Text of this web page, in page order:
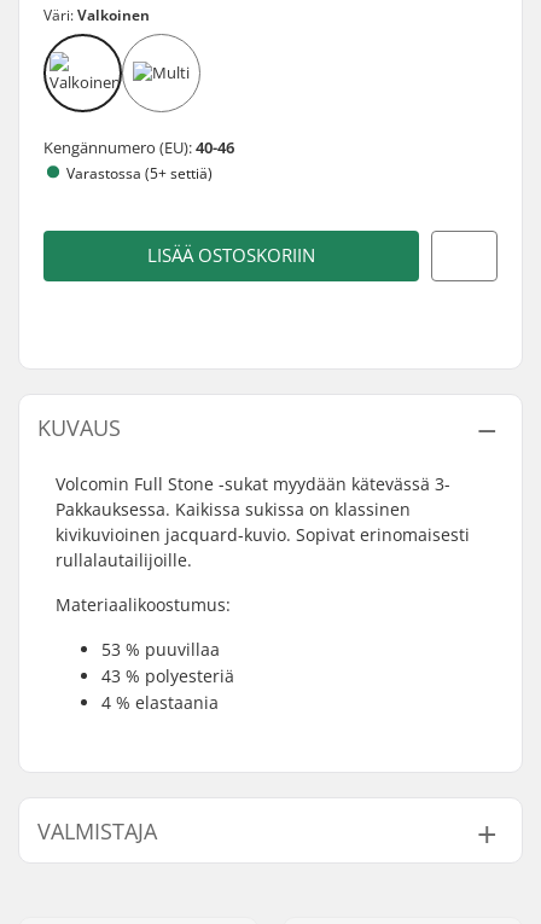
Väri:Valkoinen
Kengännumero (EU):40-46
Varastossa (5+ settiä)
LISÄÄ OSTOSKORIIN
KUVAUS
Volcomin Full Stone -sukat myydään kätevässä 3-
Pakkauksessa. Kaikissa sukissa on klassinen
kivikuvioinen jacquard-kuvio. Sopivat erinomaisesti
rullalautailijoille.
Materiaalikoostumus:
53 % puuvillaa
43 % polyesteriä
4 % elastaania
VALMISTAJA